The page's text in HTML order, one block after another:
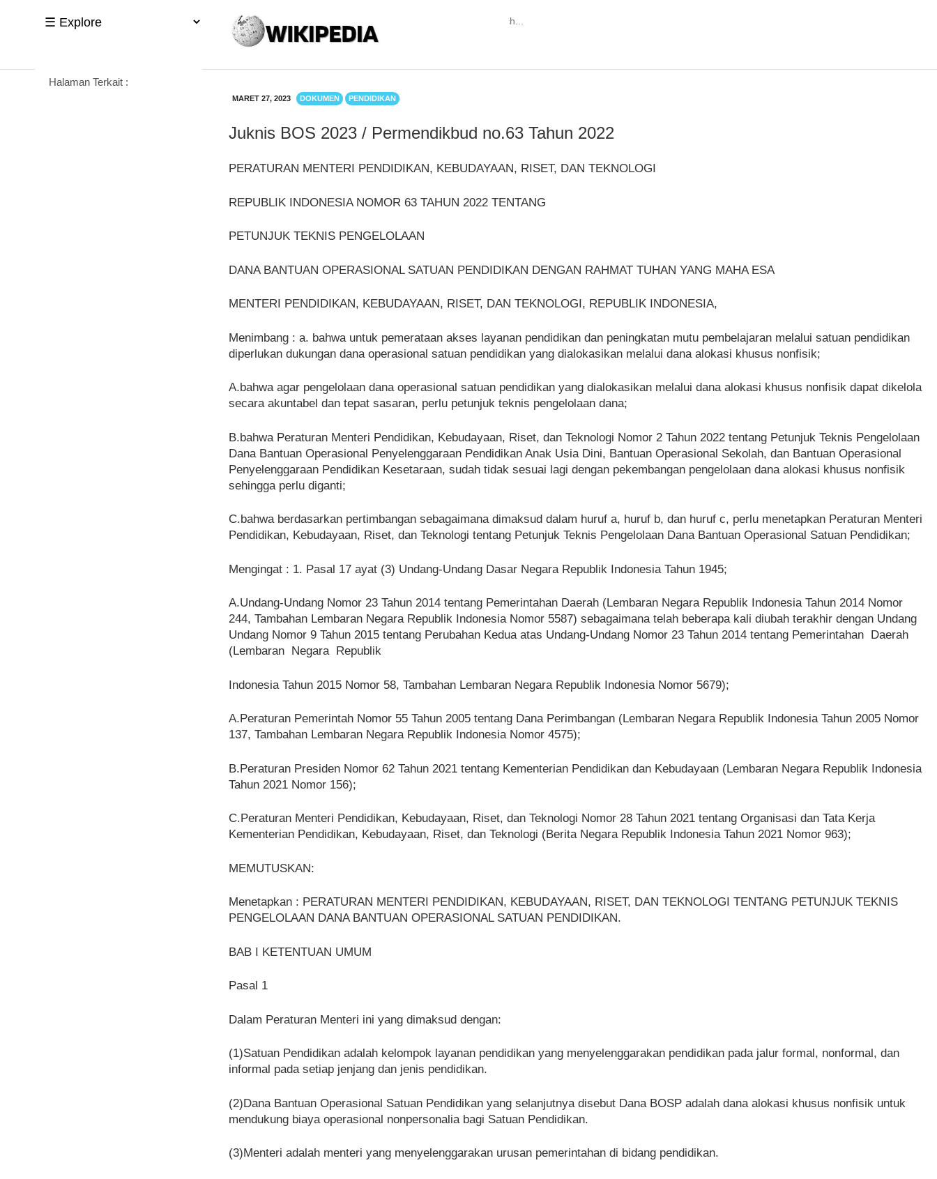
Halaman Terkait :
MARET 27, 2023 DOKUMEN PENDIDIKAN
Juknis BOS 2023 / Permendikbud no.63 Tahun 2022
PERATURAN MENTERI PENDIDIKAN, KEBUDAYAAN, RISET, DAN TEKNOLOGI
REPUBLIK INDONESIA NOMOR 63 TAHUN 2022 TENTANG
PETUNJUK TEKNIS PENGELOLAAN
DANA BANTUAN OPERASIONAL SATUAN PENDIDIKAN DENGAN RAHMAT TUHAN YANG MAHA ESA
MENTERI PENDIDIKAN, KEBUDAYAAN, RISET, DAN TEKNOLOGI, REPUBLIK INDONESIA,
Menimbang : a. bahwa untuk pemerataan akses layanan pendidikan dan peningkatan mutu pembelajaran melalui satuan pendidikan
diperlukan dukungan dana operasional satuan pendidikan yang dialokasikan melalui dana alokasi khusus nonfisik;
A.bahwa agar pengelolaan dana operasional satuan pendidikan yang dialokasikan melalui dana alokasi khusus nonfisik dapat dikelola
secara akuntabel dan tepat sasaran, perlu petunjuk teknis pengelolaan dana;
B.bahwa Peraturan Menteri Pendidikan, Kebudayaan, Riset, dan Teknologi Nomor 2 Tahun 2022 tentang Petunjuk Teknis Pengelolaan
Dana Bantuan Operasional Penyelenggaraan Pendidikan Anak Usia Dini, Bantuan Operasional Sekolah, dan Bantuan Operasional
Penyelenggaraan Pendidikan Kesetaraan, sudah tidak sesuai lagi dengan pekembangan pengelolaan dana alokasi khusus nonfisik
sehingga perlu diganti;
C.bahwa berdasarkan pertimbangan sebagaimana dimaksud dalam huruf a, huruf b, dan huruf c, perlu menetapkan Peraturan Menteri
Pendidikan, Kebudayaan, Riset, dan Teknologi tentang Petunjuk Teknis Pengelolaan Dana Bantuan Operasional Satuan Pendidikan;
Mengingat : 1. Pasal 17 ayat (3) Undang-Undang Dasar Negara Republik Indonesia Tahun 1945;
A.Undang-Undang Nomor 23 Tahun 2014 tentang Pemerintahan Daerah (Lembaran Negara Republik Indonesia Tahun 2014 Nomor
244, Tambahan Lembaran Negara Republik Indonesia Nomor 5587) sebagaimana telah beberapa kali diubah terakhir dengan Undang
Undang Nomor 9 Tahun 2015 tentang Perubahan Kedua atas Undang-Undang Nomor 23 Tahun 2014 tentang Pemerintahan Daerah
(Lembaran Negara Republik
Indonesia Tahun 2015 Nomor 58, Tambahan Lembaran Negara Republik Indonesia Nomor 5679);
A.Peraturan Pemerintah Nomor 55 Tahun 2005 tentang Dana Perimbangan (Lembaran Negara Republik Indonesia Tahun 2005 Nomor
137, Tambahan Lembaran Negara Republik Indonesia Nomor 4575);
B.Peraturan Presiden Nomor 62 Tahun 2021 tentang Kementerian Pendidikan dan Kebudayaan (Lembaran Negara Republik Indonesia
Tahun 2021 Nomor 156);
C.Peraturan Menteri Pendidikan, Kebudayaan, Riset, dan Teknologi Nomor 28 Tahun 2021 tentang Organisasi dan Tata Kerja
Kementerian Pendidikan, Kebudayaan, Riset, dan Teknologi (Berita Negara Republik Indonesia Tahun 2021 Nomor 963);
MEMUTUSKAN:
Menetapkan : PERATURAN MENTERI PENDIDIKAN, KEBUDAYAAN, RISET, DAN TEKNOLOGI TENTANG PETUNJUK TEKNIS
PENGELOLAAN DANA BANTUAN OPERASIONAL SATUAN PENDIDIKAN.
BAB I KETENTUAN UMUM
Pasal 1
Dalam Peraturan Menteri ini yang dimaksud dengan:
(1)Satuan Pendidikan adalah kelompok layanan pendidikan yang menyelenggarakan pendidikan pada jalur formal, nonformal, dan
informal pada setiap jenjang dan jenis pendidikan.
(2)Dana Bantuan Operasional Satuan Pendidikan yang selanjutnya disebut Dana BOSP adalah dana alokasi khusus nonfisik untuk
mendukung biaya operasional nonpersonalia bagi Satuan Pendidikan.
(3)Menteri adalah menteri yang menyelenggarakan urusan pemerintahan di bidang pendidikan.